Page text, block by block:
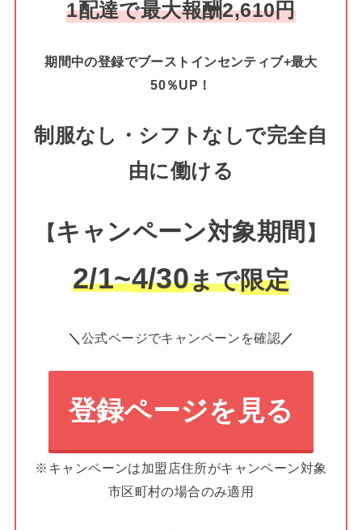
1配達で最大報酬2,610円
期間中の登録でブーストインセンティブ+最大
50％UP！
制服なし・シフトなしで完全自
由に働ける
【キャンペーン対象期間 】
2/1~4/30まで限定
＼ 公式ページでキャンペーンを確認／
登録ページを見る
※キャンペーンは加盟店住所がキャンペーン対象
市区町村の場合のみ適用